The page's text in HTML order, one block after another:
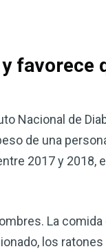
favorece
Nacional de
de una
2017 y 2018,
La
los